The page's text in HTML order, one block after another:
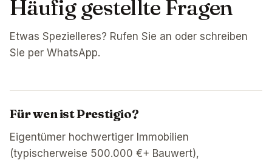
Häufig gestellte Fragen
Etwas Spezielleres? Rufen Sie an oder schreiben
Sie per WhatsApp.
Für wen ist Prestigio?
Eigentümer hochwertiger Immobilien
(typischerweise 500.000 €+ Bauwert),